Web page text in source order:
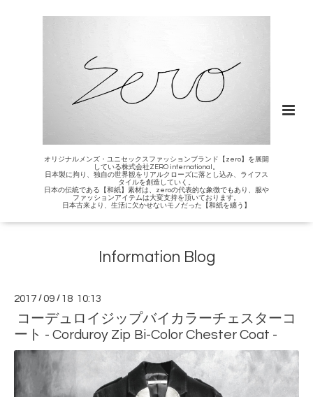
オリジナルメンズ・ユニセックスファッションブランド【zero】を展開
している株式会社ZERO international。
日本製に拘り、独自の世界観をリアルクローズに落とし込み、ライフス
タイルを創造していく。
日本の伝統である【和紙】素材は、zeroの代表的な象徴でもあり、服や
ファッションアイテムは大変支持を頂いております。
日本古来より、生活に欠かせないモノだった【和紙を纏う】
Information Blog
2017 /09 / 18 10:13
コーデュロイジップバイカラーチェスターコ
ート - Corduroy Zip Bi-Color Chester Coat -